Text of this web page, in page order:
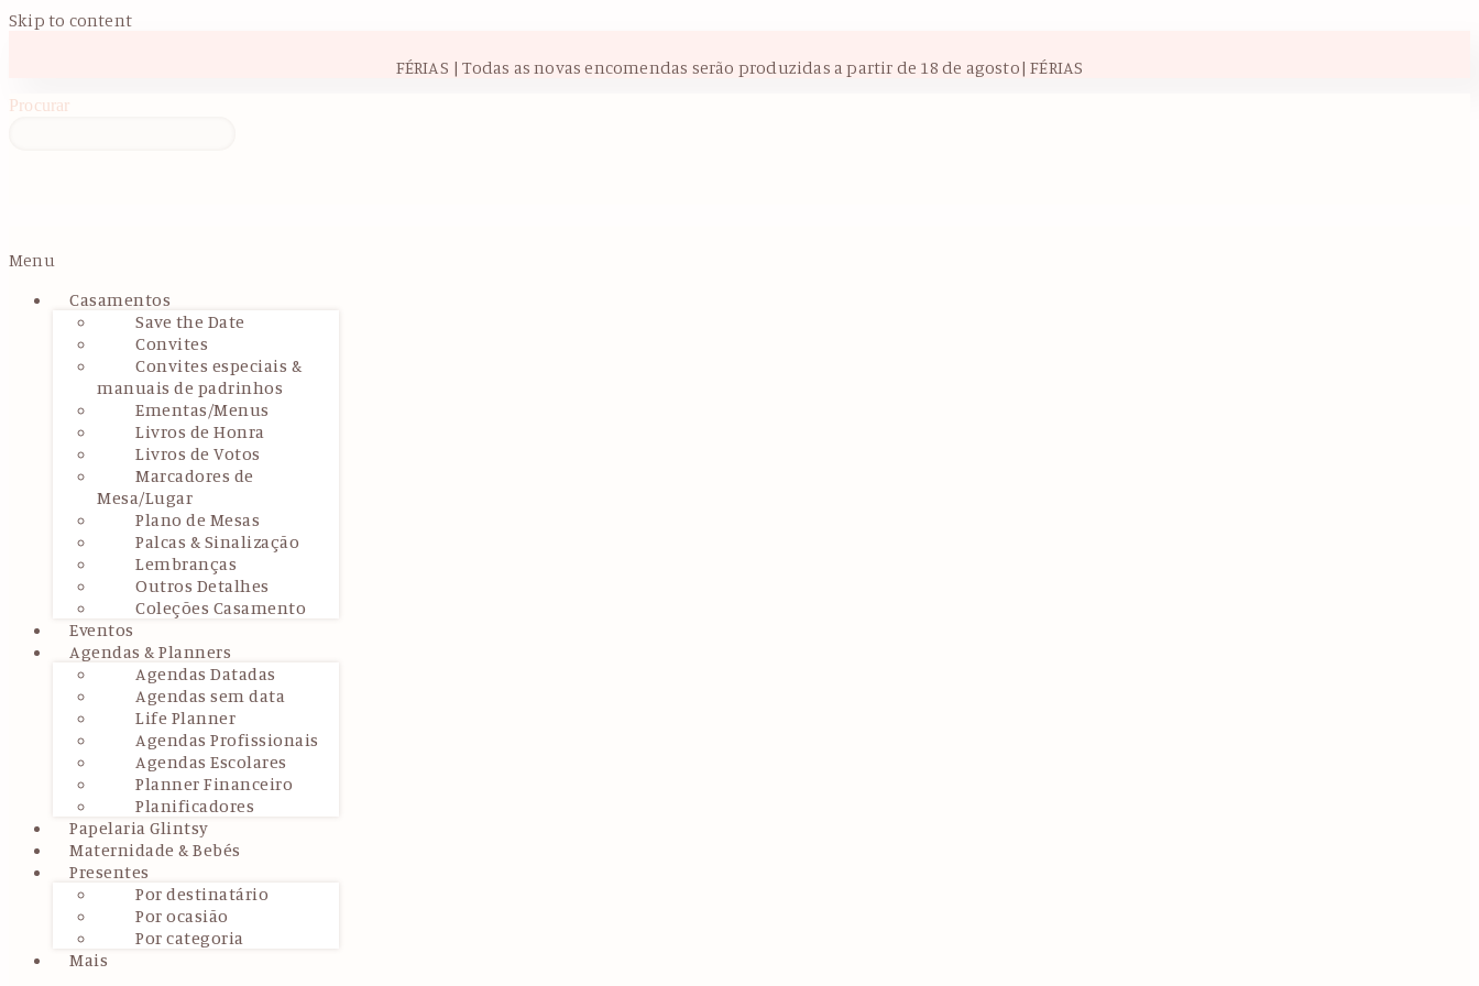
Skip to content
FÉRIAS | Todas as novas encomendas serão produzidas a partir de 18 de agosto| FÉRIAS
Procurar
Menu
Casamentos
Save the Date
Convites
Convites especiais &
manuais de padrinhos
Ementas/Menus
Livros de Honra
Livros de Votos
Marcadores de
Mesa/Lugar
Plano de Mesas
Palcas & Sinalização
Lembranças
Outros Detalhes
Coleções Casamento
Eventos
Agendas & Planners
Agendas Datadas
Agendas sem data
Life Planner
Agendas Profissionais
Agendas Escolares
Planner Financeiro
Planificadores
Papelaria Glintsy
Maternidade & Bebés
Presentes
Por destinatário
Por ocasião
Por categoria
Mais